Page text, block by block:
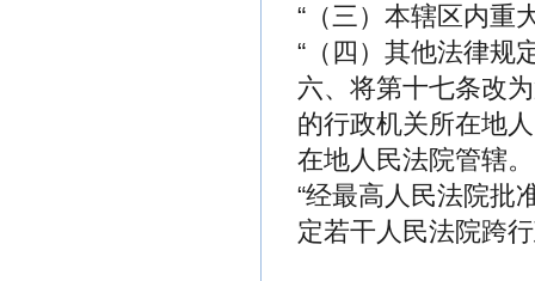
“（三）本辖区内重
“（四）其他法律规
六、将第十七条改
的行政机关所在地
在地人民法院管辖。
“经最高人民法院批
定若干人民法院跨